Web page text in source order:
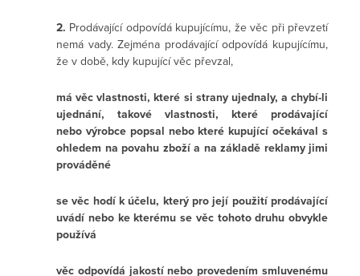
2. Prodávající odpovídá kupujícímu, že věc při převzetí
nemá vady. Zejména prodávající odpovídá kupujícímu,
že v době, kdy kupující věc převzal,
má věc vlastnosti, které si strany ujednaly, a chybí-li
ujednání, takové vlastnosti, které prodávající
nebo výrobce popsal nebo které kupující očekával s
ohledem na povahu zboží a na základě reklamy jimi
prováděné
se věc hodí k účelu, který pro její použití prodávající
uvádí nebo ke kterému se věc tohoto druhu obvykle
používá
věc odpovídá jakostí nebo provedením smluvenému